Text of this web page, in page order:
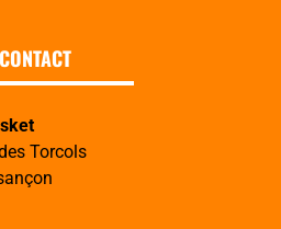
CONTACT
Torcols